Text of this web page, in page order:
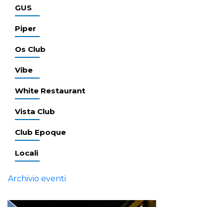
GUS
Piper
Os Club
Vibe
White Restaurant
Vista Club
Club Epoque
Locali
Archivio eventi